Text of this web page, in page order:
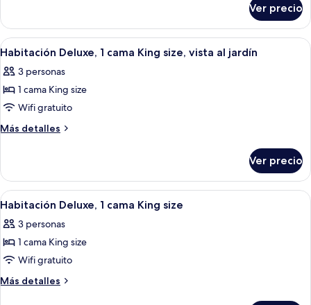
cama
King
size,
vista
a
la
ciudad
Deluxe,
cama
size,
vista
la
ciudad
Ver precio
Abrir
todas
las
fotos
de
Habitación
cama
King
size,
vista
al
jardín
Habitación de hotel con una cama
5
Habitación Deluxe, 1 cama King size, vista al jardín
3 personas
1 cama King size
Wifi gratuito
Más detalles
Más
Deluxe,
cama
size,
vista
jardín
Ver precio
Abrir
todas
las
fotos
de
Habitación
Una habitación de hotel moderna
4
Habitación Deluxe, 1 cama King size
3 personas
1 cama King size
Wifi gratuito
Más detalles
Más